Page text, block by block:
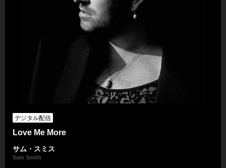
デジタル配信
Love Me More
サム・スミス
Sam Smith